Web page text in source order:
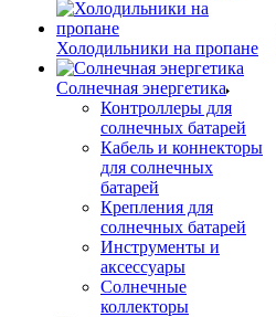
Холодильники на пропане
Солнечная энергетика
Контроллеры для
солнечных батарей
Кабель и коннекторы
для солнечных
батарей
Крепления для
солнечных батарей
Инструменты и
аксессуары
Солнечные
коллекторы